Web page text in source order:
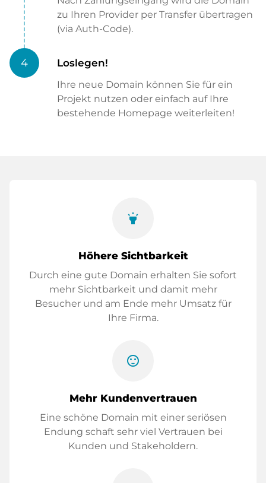
zu Ihren Provider per Transfer übertragen
(via Auth-Code).
4 Loslegen!
Ihre neue Domain können Sie für ein
Projekt nutzen oder einfach auf Ihre
bestehende Homepage weiterleiten!
highlight
Höhere Sichtbarkeit
Durch eine gute Domain erhalten Sie sofort
mehr Sichtbarkeit und damit mehr
Besucher und am Ende mehr Umsatz für
Ihre Firma.
sentiment_satisfied
Mehr Kundenvertrauen
Eine schöne Domain mit einer seriösen
Endung schaft sehr viel Vertrauen bei
Kunden und Stakeholdern.